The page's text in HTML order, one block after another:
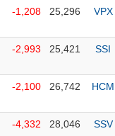
-1,208 25,296 VPX
-2,993 25,421 SSI
-2,100 26,742 HCM
-4,332 28,046 SSV